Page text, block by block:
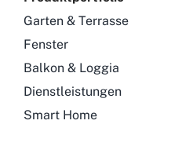
Garten & Terrasse
Fenster
Balkon & Loggia
Dienstleistungen
Smart Home